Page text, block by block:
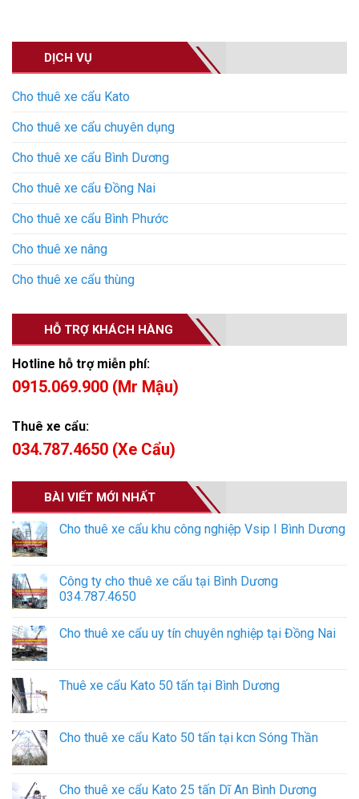
DỊCH VỤ
Cho thuê xe cẩu Kato
Cho thuê xe cẩu chuyên dụng
Cho thuê xe cẩu Bình Dương
Cho thuê xe cẩu Đồng Nai
Cho thuê xe cẩu Bình Phước
Cho thuê xe nâng
Cho thuê xe cẩu thùng
HỖ TRỢ KHÁCH HÀNG
Hotline hỗ trợ miễn phí:
0915.069.900 (Mr Mậu)
Thuê xe cẩu:
034.787.4650 (Xe Cẩu)
BÀI VIẾT MỚI NHẤT
Cho thuê xe cẩu khu công nghiệp Vsip I Bình Dương
Công ty cho thuê xe cẩu tại Bình Dương
034.787.4650
Cho thuê xe cẩu uy tín chuyên nghiệp tại Đồng Nai
Thuê xe cẩu Kato 50 tấn tại Bình Dương
Cho thuê xe cẩu Kato 50 tấn tại kcn Sóng Thần
Cho thuê xe cẩu Kato 25 tấn Dĩ An Bình Dương